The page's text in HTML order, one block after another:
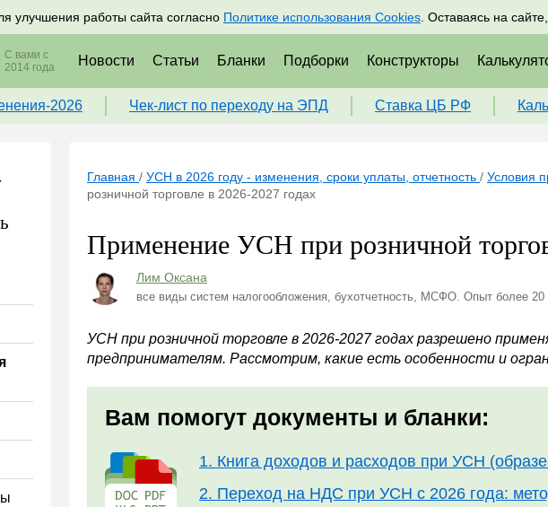
улучшения работы сайта согласно Политике использования Cookies . Оставаясь на
налогам, учету и кадрам Подписаться
С вами с
2014 года
Новости Статьи Бланки Подборки Конструкторы
2026 Чек-лист по переходу на ЭПД Ставка ЦБ РФ
Главная / УСН в 2026 году - изменения, сроки уплаты, отчетность / Условия
розничной торговле в 2026-2027 годах
Применение УСН при розничной
Лим Оксана
все виды систем налогообложения, бухотчетность, МСФО. Опыт более 20
УСН при розничной торговле в 2026-2027 годах разрешено
предпринимателям. Рассмотрим, какие есть особенности и
Вам помогут документы и бланки:
1. Книга доходов и расходов при УСН
2. Переход на НДС при УСН с 2026 года: